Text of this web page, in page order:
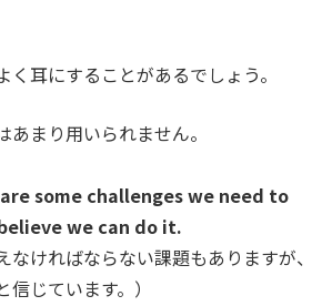
く耳にすることがあるでしょう。
まり用いられません。
some challenges we need to
we can do it.
なければならない課題もありますが、
じています。）